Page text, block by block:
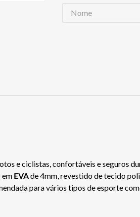
e ciclistas, confortáveis e seguros
em EVAde 4mm, revestido de tecido
para vários tipos de esporte